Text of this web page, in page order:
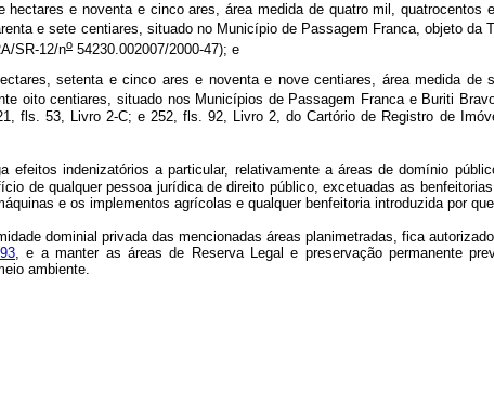
e noventa e cinco ares, área medida de quatro mil,
e sete centiares, situado no Município de Passagem Franca, objeto da
SR-12/no 54230.002007/2000-47); e
setenta e cinco ares e noventa e nove centiares, área medida
oito centiares, situado nos Municípios de Passagem Franca e Buriti
fls. 53, Livro 2-C; e 252, fls. 92, Livro 2, do Cartório de Registro de
efeitos indenizatórios a particular, relativamente a áreas de domínio
de qualquer pessoa jurídica de direito público, excetuadas as
e os implementos agrícolas e qualquer benfeitoria introduzida por
dominial privada das mencionadas áreas planimetradas, fica
, e a manter as áreas de Reserva Legal e preservação permanente
ambiente.